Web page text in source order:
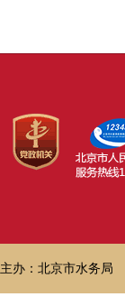
主办：北京市水务局